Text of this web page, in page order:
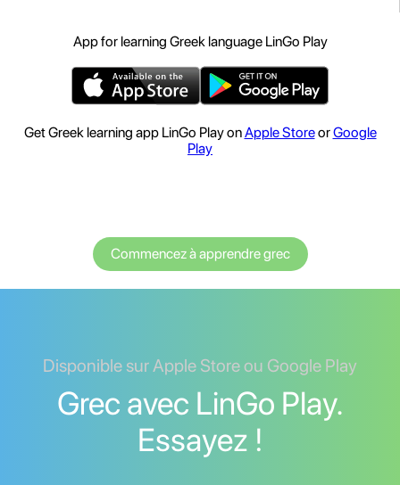
App for learning Greek language LinGo Play
Get Greek learning app LinGo Play onApple StoreorGoogle
Play
Commencez à apprendre grec
Disponible sur Apple Store ou Google Play
Grec avec LinGo Play.
Essayez !